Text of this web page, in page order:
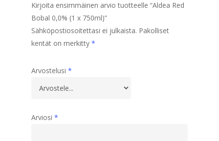
Kirjoita ensimmäinen arvio tuotteelle “Aldea Red
Bobal 0,0% (1 x 750ml)”
Sähköpostiosoitettasi ei julkaista. Pakolliset
kentät on merkitty *
Arvostelusi *
Arviosi *